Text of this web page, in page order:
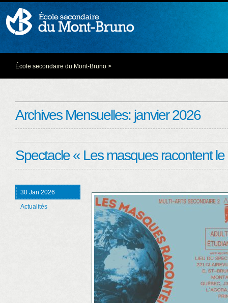
École secondaire du Mont-Bruno >
Archives Mensuelles: janvier 2026
Spectacle « Les masques racontent
30 Jan 2026
Actualités